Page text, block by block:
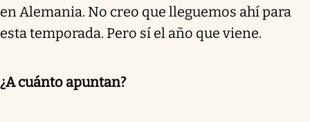
en Alemania. No creo que lleguemos ahí para
esta temporada. Pero sí el año que viene.
¿A cuánto apuntan?